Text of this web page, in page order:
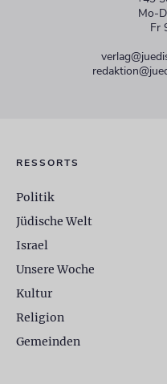
Mo-
Fr
RESSORTS
Politik
Jüdische Welt
Israel
Unsere Woche
Kultur
Religion
Gemeinden